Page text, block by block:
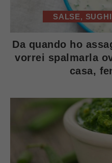
SALSE,
Da quando ho
vorrei spalmarla
casa,